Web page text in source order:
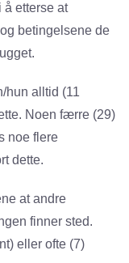
å etterse at
betingelsene de
hun alltid (11
Noen færre (29)
noe flere
dette.
at andre
finner sted.
eller ofte (7)